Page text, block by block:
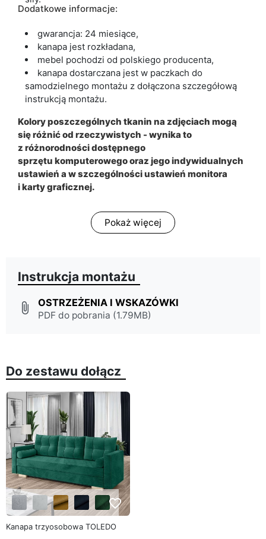
Dodatkowe informacje:
gwarancja: 24 miesiące,
kanapa jest rozkładana,
mebel pochodzi od polskiego producenta,
kanapa dostarczana jest w paczkach do
samodzielnego montażu z dołączona szczegółową
instrukcją montażu.
Kolory poszczególnych tkanin na zdjęciach mogą
się różnić od rzeczywistych - wynika to
z różnorodności dostępnego
sprzętu komputerowego oraz jego indywidualnych
ustawień a w szczególności ustawień monitora
i karty graficznej.
Pokaż więcej
Instrukcja montażu
attach_file OSTRZEŻENIA I WSKAZÓWKI
PDF do pobrania (1.79MB)
Do zestawu dołącz
favorite_border
Kanapa trzyosobowa TOLEDO